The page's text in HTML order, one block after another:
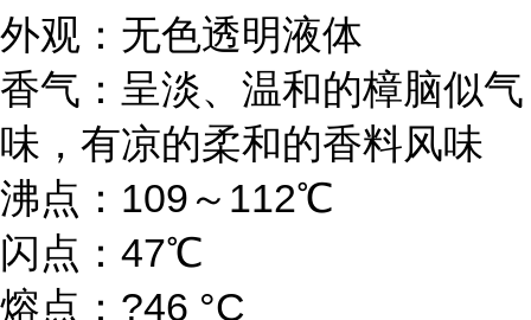
外观：无色透明液体
香气：呈淡、温和的樟脑似气
味，有凉的柔和的香料风味
沸点：109～112℃
闪点：47℃
熔点：?46 °C